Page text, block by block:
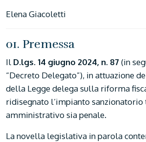
Elena Giacoletti
01. Premessa
Il D.lgs. 14 giugno 2024, n. 87 (in
“Decreto Delegato”), in attuazione
della Legge delega sulla riforma
ridisegnato l’impianto
amministrativo sia penale.
La novella legislativa in parola